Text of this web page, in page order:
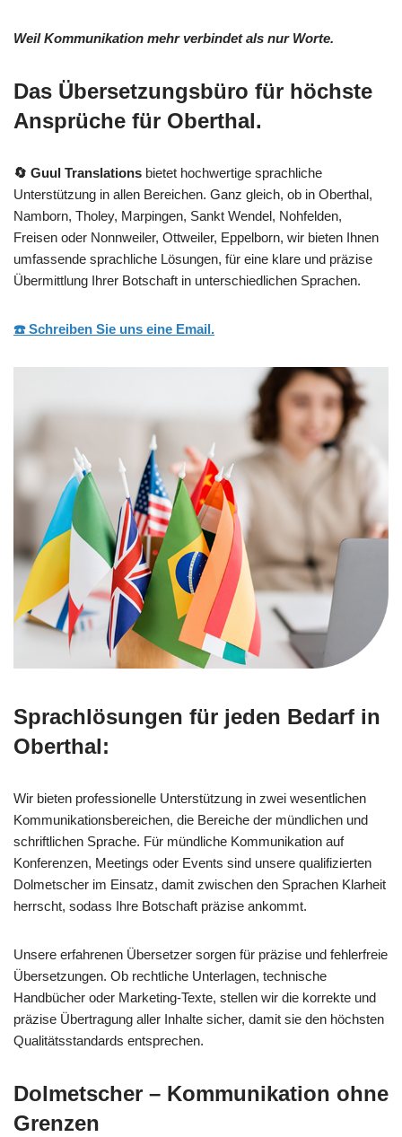
Weil Kommunikation mehr verbindet als nur Worte.
Das Übersetzungsbüro für höchste
Ansprüche für Oberthal.
🔄 Guul Translations bietet hochwertige sprachliche
Unterstützung in allen Bereichen. Ganz gleich, ob in Oberthal,
Namborn, Tholey, Marpingen, Sankt Wendel, Nohfelden,
Freisen oder Nonnweiler, Ottweiler, Eppelborn, wir bieten Ihnen
umfassende sprachliche Lösungen, für eine klare und präzise
Übermittlung Ihrer Botschaft in unterschiedlichen Sprachen.
☎️ Schreiben Sie uns eine Email.
Sprachlösungen für jeden Bedarf in
Oberthal:
Wir bieten professionelle Unterstützung in zwei wesentlichen
Kommunikationsbereichen, die Bereiche der mündlichen und
schriftlichen Sprache. Für mündliche Kommunikation auf
Konferenzen, Meetings oder Events sind unsere qualifizierten
Dolmetscher im Einsatz, damit zwischen den Sprachen Klarheit
herrscht, sodass Ihre Botschaft präzise ankommt.
Unsere erfahrenen Übersetzer sorgen für präzise und fehlerfreie
Übersetzungen. Ob rechtliche Unterlagen, technische
Handbücher oder Marketing-Texte, stellen wir die korrekte und
präzise Übertragung aller Inhalte sicher, damit sie den höchsten
Qualitätsstandards entsprechen.
Dolmetscher – Kommunikation ohne
Grenzen